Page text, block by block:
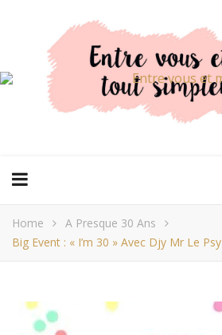
Home
A Presque 30 Ans
Big Event : « I’m 30 » Avec Djy Mr Le Psy